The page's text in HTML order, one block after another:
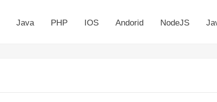
Java PHP IOS Andorid NodeJS